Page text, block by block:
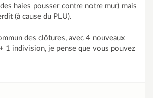
haies pousser contre notre mur) mais
(à cause du PLU).
des clôtures, avec 4 nouveaux
1 indivision, je pense que vous pouvez